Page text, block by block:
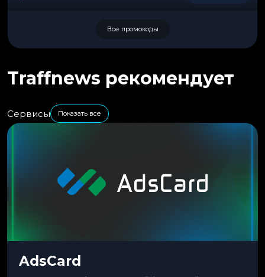
Все промокоды
Traffnews рекомендует
Сервисы Показать все
AdsCard